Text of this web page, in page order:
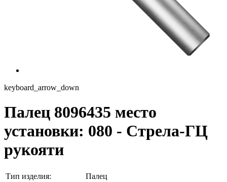
keyboard_arrow_down
Палец 8096435 место
установки: 080 - Стрела-ГЦ
рукояти
Тип изделия:
Палец